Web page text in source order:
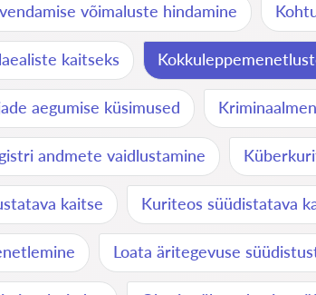
võimaluste hindamine
kaitseks
aegumise küsimused
andmete vaidlustamine
kaitse Kuriteos süüdistatava
Loata äritegevuse